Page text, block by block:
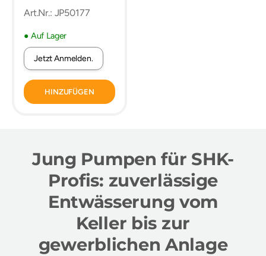
PLANCOFIX LINE
Art.Nr.: JP50177
● Auf Lager
Jetzt Anmelden.
HINZUFÜGEN
Jung Pumpen für SHK-
Profis: zuverlässige
Entwässerung vom
Keller bis zur
gewerblichen Anlage